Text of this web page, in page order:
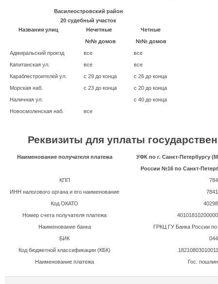
Василеостровский район
20 судебный участок
Названия улиц
Нечетные
№№ домов
Четные
№№ домов
Адмиральский проезд
все
все
Капитанская ул.
все
все
Караблестроителей ул.
с 29 до конца
с 26 до конца
Морская наб.
с 23 до конца
с 20 до конца
Наличная ул.
с 40 до конца
Новосмоленская наб.
все
Реквизиты для уплаты
Наименование получателя платежа
УФК по г. Санкт-Петербургу
России №16по Санкт-
КПП
ИНН налогового органа и его наименование
Код ОКАТО
Номер счета получателя платежа
Наименование банка
ГРКЦ ГУ Банка России
БИК
Код бюджетной классификации (КБК)
Наименование платежа
Гос.